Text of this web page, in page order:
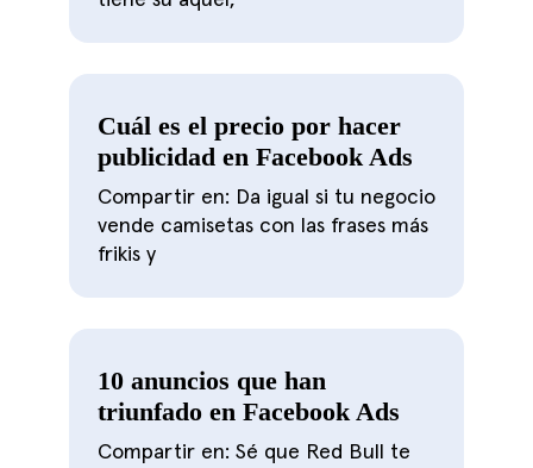
Cuál es el precio por hacer
publicidad en Facebook Ads
Compartir en: Da igual si tu negocio
vende camisetas con las frases más
frikis y
10 anuncios que han
triunfado en Facebook Ads
Compartir en: Sé que Red Bull te